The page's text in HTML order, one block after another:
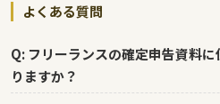
よくある質問
Q: フリーランスの確定申告資料
りますか？